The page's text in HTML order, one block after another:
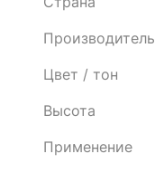
Производитель
Цвет / тон
Высота
Применение